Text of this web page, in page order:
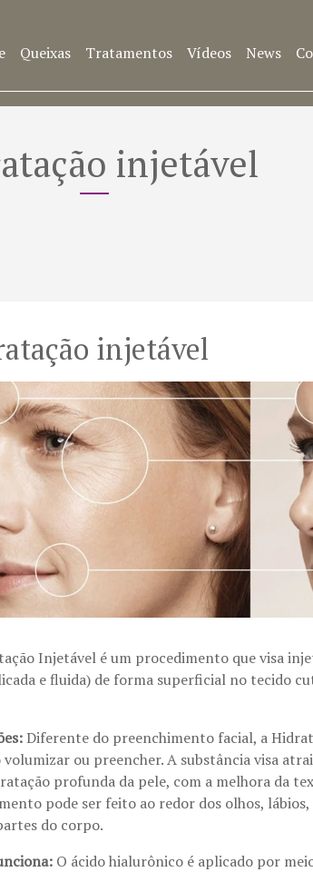
Queixas Tratamentos Vídeos News
injetável
injetável
Injetável é um procedimento que visa
e fluida) de forma superficial no tecido
Diferente do preenchimento facial, a
ou preencher. A substância visa
profunda da pele, com a melhora da
pode ser feito ao redor dos olhos, lábios,
do corpo.
O ácido hialurônico é aplicado por